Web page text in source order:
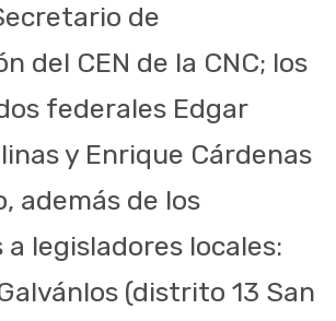
de
del CEN de la CNC; los
federales Edgar
y Enrique Cárdenas
además de los
legisladores locales:
(distrito 13 San